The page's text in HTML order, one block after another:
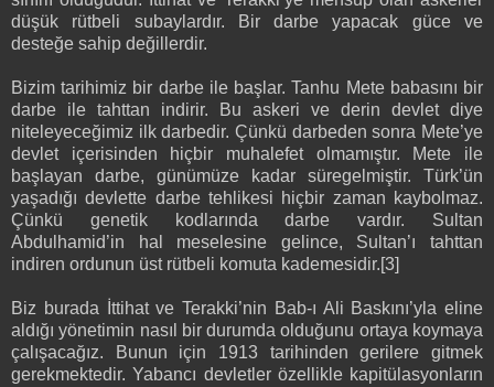
düşük rütbeli subaylardır. Bir darbe yapacak güce ve
desteğe sahip değillerdir.
Bizim tarihimiz bir darbe ile başlar. Tanhu Mete babasını bir
darbe ile tahttan indirir. Bu askeri ve derin devlet diye
niteleyeceğimiz ilk darbedir. Çünkü darbeden sonra Mete’ye
devlet içerisinden hiçbir muhalefet olmamıştır. Mete ile
başlayan darbe, günümüze kadar süregelmiştir. Türk’ün
yaşadığı devlette darbe tehlikesi hiçbir zaman kaybolmaz.
Çünkü genetik kodlarında darbe vardır. Sultan
Abdulhamid’in hal meselesine gelince, Sultan’ı tahttan
indiren ordunun üst rütbeli komuta kademesidir.[3]
Biz burada İttihat ve Terakki’nin Bab-ı Ali Baskını’yla eline
aldığı yönetimin nasıl bir durumda olduğunu ortaya koymaya
çalışacağız. Bunun için 1913 tarihinden gerilere gitmek
gerekmektedir. Yabancı devletler özellikle kapitülasyonların